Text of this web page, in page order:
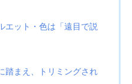
ット・色は「遠目で説
まえ、トリミングされ